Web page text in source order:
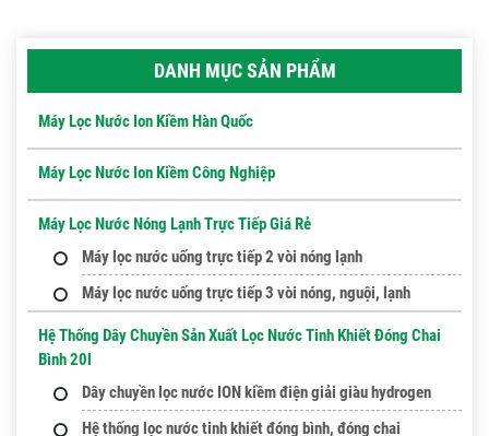
DANH MỤC SẢN PHẨM
Máy Lọc Nước Ion Kiềm Hàn Quốc
Máy Lọc Nước Ion Kiềm Công Nghiệp
Máy Lọc Nước Nóng Lạnh Trực Tiếp Giá Rẻ
Máy lọc nước uống trực tiếp 2 vòi nóng lạnh
Máy lọc nước uống trực tiếp 3 vòi nóng, nguội, lạnh
Hệ Thống Dây Chuyền Sản Xuất Lọc Nước Tinh Khiết Đóng Chai
Bình 20l
Dây chuyền lọc nước ION kiềm điện giải giàu hydrogen
Hệ thống lọc nước tinh khiết đóng bình, đóng chai